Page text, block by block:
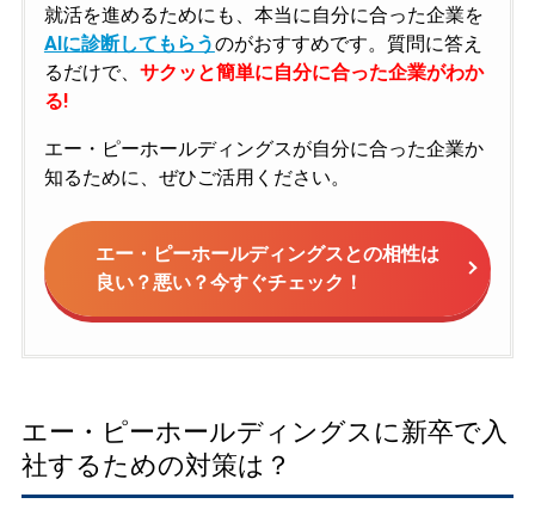
就活を進めるためにも、本当に自分に合った企業を
AIに診断してもらうのがおすすめです。質問に答え
るだけで、 サクッと簡単に自分に合った企業がわか
る!
エー・ピーホールディングスが自分に合った企業か
知るために、ぜひご活用ください。
エー・ピーホールディングスとの相性は
良い？悪い？今すぐチェック！
エー・ピーホールディングスに新卒で入
社するための対策は？